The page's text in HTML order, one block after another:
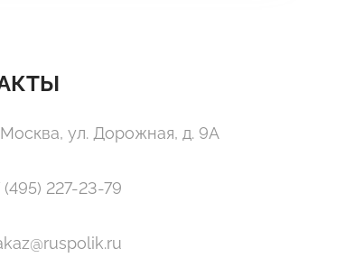
Москва, ул. Дорожная, д. 9А
(495) 227-23-79